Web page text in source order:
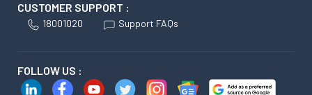
CUSTOMER SUPPORT :
18001020 Support FAQs
FOLLOW US :